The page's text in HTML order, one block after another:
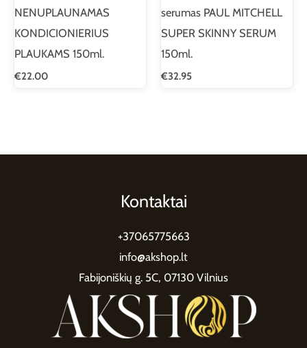
NENUPLAUNAMAS
KONDICIONIERIUS
PLAUKAMS 150ml.
€22.00
serumas PAUL MITCHELL
SUPER SKINNY SERUM
150ml.
€32.95
Kontaktai
+37065775663
info@akshop.lt
Fabijoniškių g. 5C, 07130 Vilnius